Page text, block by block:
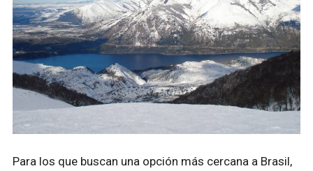
Para los que buscan una opción más cercana a Brasil,